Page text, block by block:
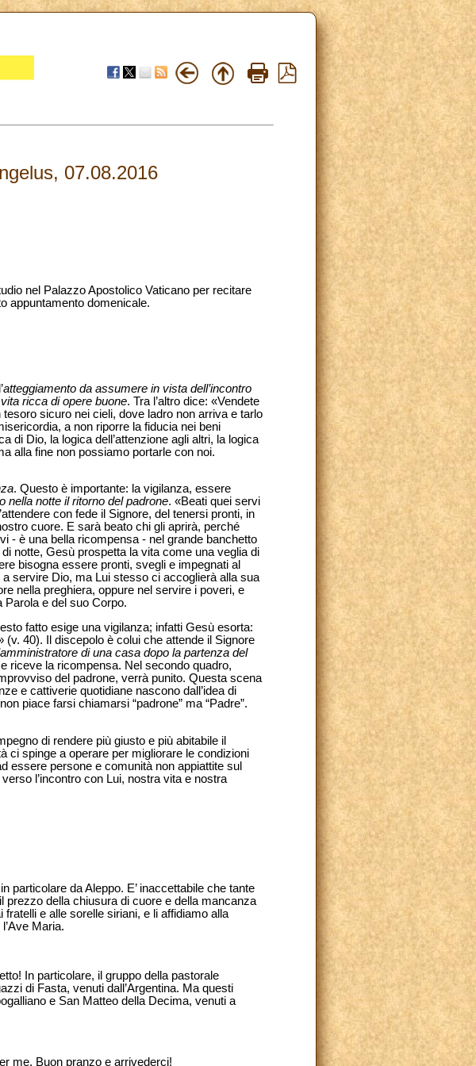
07.08.2016
nel Palazzo Apostolico Vaticano per recitare
appuntamento domenicale.
atteggiamento da assumere in vista dell’incontro
ricca di opere buone. Tra l’altro dice: «Vendete
sicuro nei cieli, dove ladro non arriva e tarlo
a non riporre la fiducia nei beni
di Dio, la logica dell’attenzione agli altri, la logica
alla fine non possiamo portarle con noi.
. Questo è importante: la vigilanza, essere
nella notte il ritorno del padrone. «Beati quei servi
con fede il Signore, del tenersi pronti, in
cuore. E sarà beato chi gli aprirà, perché
- è una bella ricompensa - nel grande banchetto
notte, Gesù prospetta la vita come una veglia di
bisogna essere pronti, svegli e impegnati al
servire Dio, ma Lui stesso ci accoglierà alla sua
nella preghiera, oppure nel servire i poveri, e
Parola e del suo Corpo.
fatto esige una vigilanza; infatti Gesù esorta:
(v. 40). Il discepolo è colui che attende il Signore
di una casa dopo la partenza del
riceve la ricompensa. Nel secondo quadro,
del padrone, verrà punito. Questa scena
e cattiverie quotidiane nascono dall’idea di
piace farsi chiamarsi “padrone” ma “Padre”.
di rendere più giusto e più abitabile il
ci spinge a operare per migliorare le condizioni
essere persone e comunità non appiattite sul
l’incontro con Lui, nostra vita e nostra
particolare da Aleppo. E’ inaccettabile che tante
prezzo della chiusura di cuore e della mancanza
e alle sorelle siriani, e li affidiamo alla
Maria.
In particolare, il gruppo della pastorale
di Fasta, venuti dall’Argentina. Ma questi
e San Matteo della Decima, venuti a
me. Buon pranzo e arrivederci!